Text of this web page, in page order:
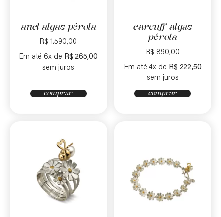
anel algas pérola
R$ 1.590,00
Em até 6x de R$ 265,00
sem juros
comprar
earcuff algas
pérola
R$ 890,00
Em até 4x de R$ 222,50
sem juros
comprar